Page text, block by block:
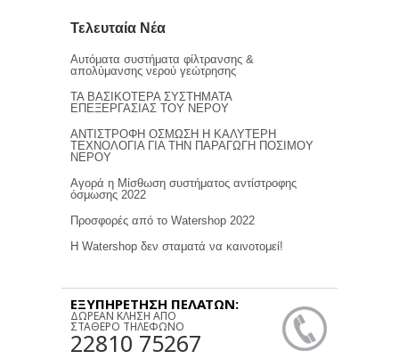
Τελευταία Νέα
Αυτόματα συστήματα φίλτρανσης &
απολύμανσης νερού γεώτρησης
ΤΑ ΒΑΣΙΚΟΤΕΡΑ ΣΥΣΤΗΜΑΤΑ
ΕΠΕΞΕΡΓΑΣΙΑΣ ΤΟΥ ΝΕΡΟΥ
ΑΝΤΙΣΤΡΟΦΗ ΟΣΜΩΣΗ Η ΚΑΛΥΤΕΡΗ
ΤΕΧΝΟΛΟΓΙΑ ΓΙΑ ΤΗΝ ΠΑΡΑΓΩΓΗ ΠΟΣΙΜΟΥ
ΝΕΡΟΥ
Αγορά η Μίσθωση συστήματος αντίστροφης
όσμωσης 2022
Προσφορές από το Watershop 2022
Η Watershop δεν σταματά να καινοτομεί!
ΕΞΥΠΗΡΕΤΗΣΗ ΠΕΛΑΤΩΝ:
ΔΩΡΕΑΝ ΚΛΗΣΗ ΑΠΟ
ΣΤΑΘΕΡΟ ΤΗΛΕΦΩΝΟ
22810 75267